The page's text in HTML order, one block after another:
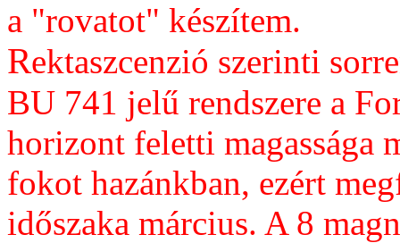
a "rovatot" készítem.
Rektaszcenzió szerinti
BU 741 jelű rendszere a
horizont feletti magassága
fokot hazánkban, ezért
időszaka március. A 8